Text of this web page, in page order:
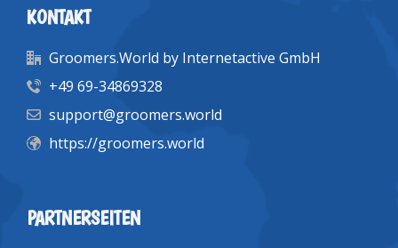
KONTAKT
Groomers.World by Internetactive GmbH
+49 69-34869328
support@groomers.world
https://groomers.world
PARTNERSEITEN